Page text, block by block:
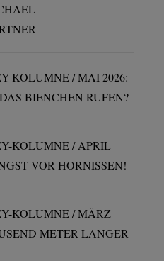
KOLUMNE / MAI 2026:
BIENCHEN RUFEN?
KOLUMNE / APRIL
VOR HORNISSEN!
KOLUMNE / MÄRZ
METER LANGER